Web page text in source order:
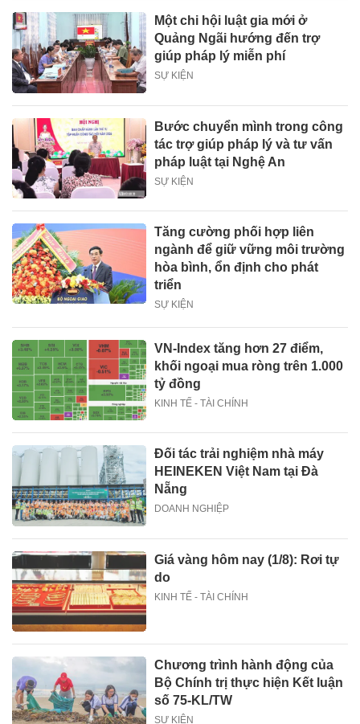
Một chi hội luật gia mới ở
Quảng Ngãi hướng đến trợ
giúp pháp lý miễn phí
SỰ KIỆN
Bước chuyển mình trong công
tác trợ giúp pháp lý và tư vấn
pháp luật tại Nghệ An
SỰ KIỆN
Tăng cường phối hợp liên
ngành để giữ vững môi trường
hòa bình, ổn định cho phát
triển
SỰ KIỆN
VN-Index tăng hơn 27 điểm,
khối ngoại mua ròng trên 1.000
tỷ đồng
KINH TẾ - TÀI CHÍNH
Đối tác trải nghiệm nhà máy
HEINEKEN Việt Nam tại Đà
Nẵng
DOANH NGHIỆP
Giá vàng hôm nay (1/8): Rơi tự
do
KINH TẾ - TÀI CHÍNH
Chương trình hành động của
Bộ Chính trị thực hiện Kết luận
số 75-KL/TW
SỰ KIỆN